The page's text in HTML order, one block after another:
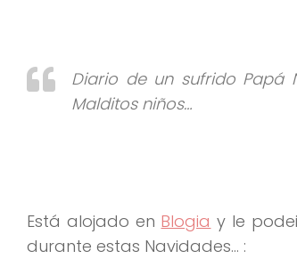
Diario de un sufrido
Malditos niños…
Está alojado en Blogia y le
durante estas Navidades… :